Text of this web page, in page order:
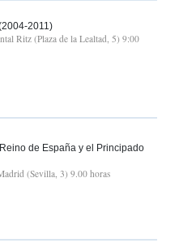
2011)
Ritz (Plaza de la Lealtad, 5) 9:00
de España y el Principado
(Sevilla, 3) 9.00 horas